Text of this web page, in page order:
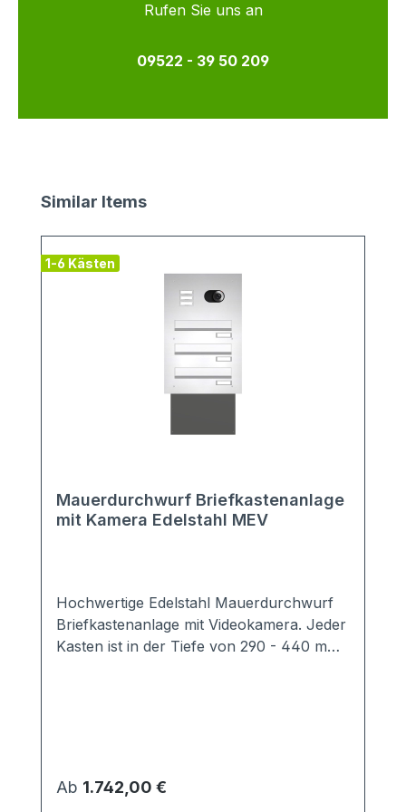
Rufen Sie uns an
09522 - 39 50 209
Produktgalerie überspringen
Similar Items
1-6 Kästen
Mauerdurchwurf Briefkastenanlage
mit Kamera Edelstahl MEV
Hochwertige Edelstahl Mauerdurchwurf
Briefkastenanlage mit Videokamera. Jeder
Kasten ist in der Tiefe von 290 - 440 mm
geknickt werden. Ebenso bleibt die Post
bei vollständigen Einwurf trocken.
Regulärer Preis:
Ab 1.742,00 €